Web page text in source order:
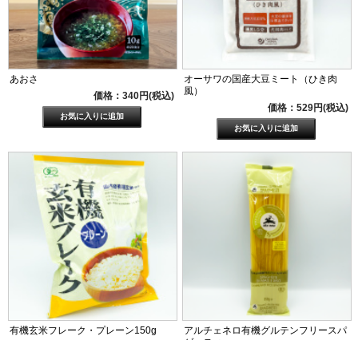
あおさ
価格：340円(税込)
オーサワの国産大豆ミート（ひき肉
風）
価格：529円(税込)
有機玄米フレーク・プレーン150g
アルチェネロ有機グルテンフリースパ